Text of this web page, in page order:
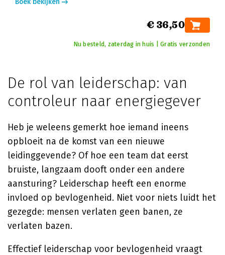
Boek bekijken
€ 36,50
Nu besteld, zaterdag in huis | Gratis verzonden
De rol van leiderschap: van
controleur naar energiegever
Heb je weleens gemerkt hoe iemand ineens
opbloeit na de komst van een nieuwe
leidinggevende? Of hoe een team dat eerst
bruiste, langzaam dooft onder een andere
aansturing? Leiderschap heeft een enorme
invloed op bevlogenheid. Niet voor niets luidt het
gezegde: mensen verlaten geen banen, ze
verlaten bazen.
Effectief leiderschap voor bevlogenheid vraagt